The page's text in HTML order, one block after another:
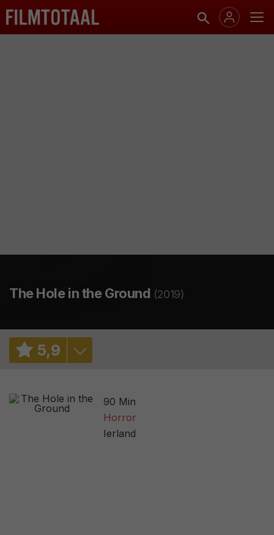
The Hole in the Ground (2019)
5,9
5,7/ 24929
2,8
90 Min
Horror
Ierland